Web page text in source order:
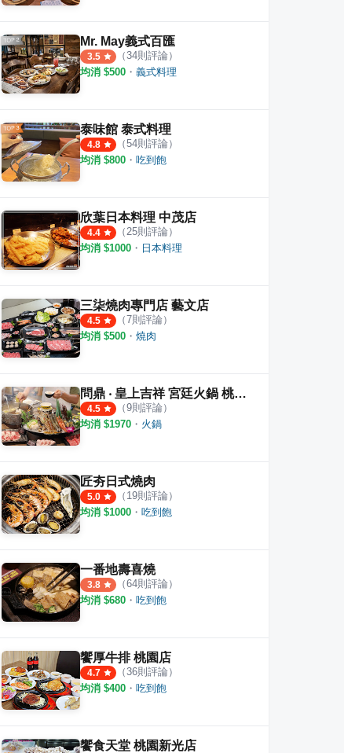
Mr. May義式百匯
3.5 （34則評論）
均消 $500 ・ 義式料理
泰味館 泰式料理
4.8 （54則評論）
均消 $800 ・ 吃到飽
欣葉日本料理 中茂店
4.4 （25則評論）
均消 $1000 ・ 日本料理
三柒燒肉專門店 藝文店
4.5 （7則評論）
均消 $500 ・ 燒肉
問鼎 ‧ 皇上吉祥 宮廷火鍋 桃園藝文店
4.5 （9則評論）
均消 $1970 ・ 火鍋
匠夯日式燒肉
5.0 （ 19則評論）
均消 $1000 ・ 吃到飽
一番地壽喜燒
3.8 （64則評論）
均消 $680 ・ 吃到飽
饗厚牛排 桃園店
4.7 （36則評論）
均消 $400 ・ 吃到飽
饗食天堂 桃園新光店